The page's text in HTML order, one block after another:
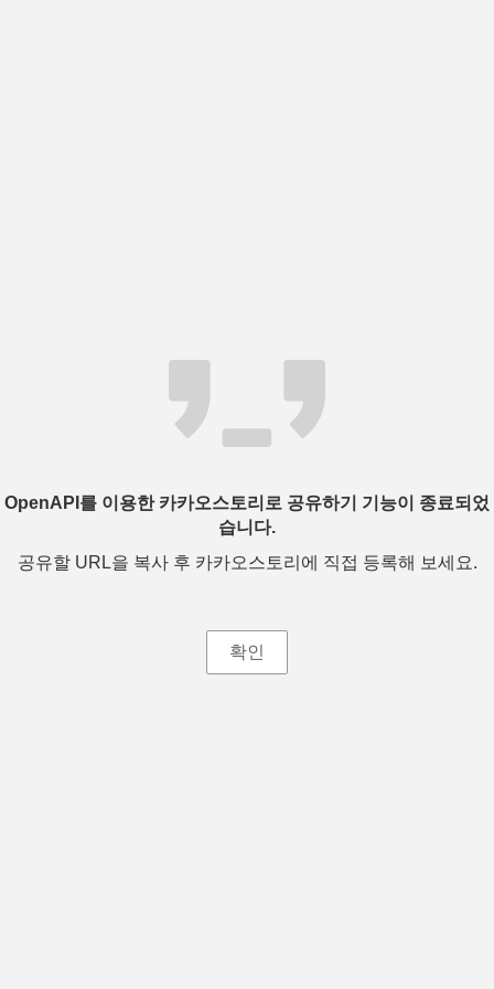
OpenAPI를 이용한 카카오스토리로 공유하기 기능이 종료되었
습니다.
공유할 URL을 복사 후 카카오스토리에 직접 등록해 보세요.
확인